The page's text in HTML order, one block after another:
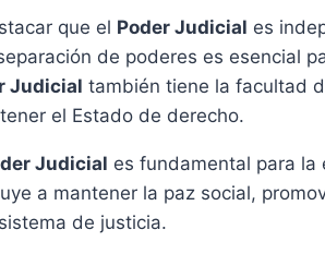
que el Poder Judicial es
de poderes es esencial
Judicial también tiene la facultad
el Estado de derecho.
Judicial es fundamental para
a mantener la paz social,
de justicia.